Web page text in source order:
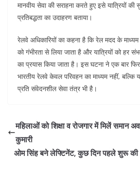
मानवीय सेवा की सराहना करते हुए इसे यात्रियों की
प्रतिबद्धता का उदाहरण बताया।
रेलवे अधिकारियों का कहना है कि रेल मदद के
को गंभीरता से लिया जाता है और यात्रियों को हर
का प्रयास किया जाता है। इस घटना ने एक बार
भारतीय रेलवे केवल परिवहन का माध्यम नहीं, बल्कि
प्रति संवेदनशील सेवा तंत्र भी है।
महिलाओं को शिक्षा व रोजगार में मिलें समान
कुमारी
ओम सिंह बने लेफ्टिनेंट, कुछ दिन पहले शुरू की